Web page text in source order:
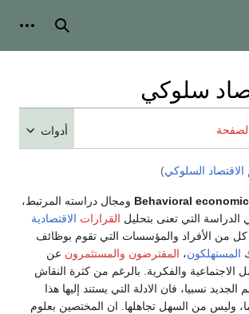
بحث
المحتوياتسلوكي
أدوات
الاقتصاد السلوكي)
Behavioral ومجال دراسته المرتبط،
الدراسة التي تعنى بتحليل القرارات الاقتصادية
كل من الأفراد والمؤسسات التي تقوم بوظائف
المستهلكون، المقترضون والمستثمرون عن
الاجتماعية والفكرية. بالرغم من كثرة النقاش
نسبيا، فان الادلة التي يستند إليها هذا
وليس من السهل تجاهلها. ان المختصين بعلوم